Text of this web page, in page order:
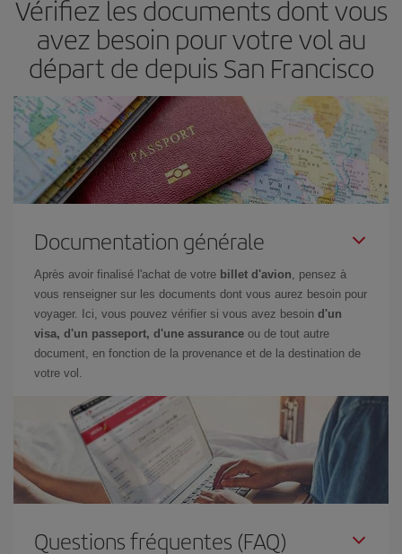
envisagez une escapade le temps d'un week-end, plus tôt
vous
achetez votre billet, plus vous pourrez bénéficier des meilleurs
prix.
Vérifiez les documents dont vous
avez besoin pour votre vol au
départ de depuis San Francisco
Documentation générale
Après avoir finalisé l'achat de votre billet d'avion , pensez à
vous renseigner sur les documents dont vous aurez besoin pour
voyager. Ici, vous pouvez vérifier si vous avez besoin d'un
visa, d'un passeport, d'une assurance ou de tout autre
document, en fonction de la provenance et de la destination de
votre vol.
Questions fréquentes (FAQ)